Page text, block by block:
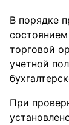
В порядке
состоянием
торговой
учетной
При